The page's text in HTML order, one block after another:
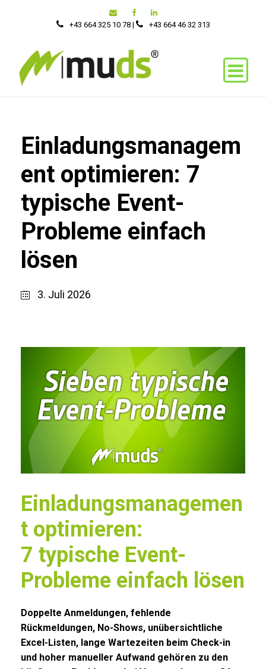
+43 664 325 10 78| ‭+43 664 46 32 313‬
Einladungsmanagem
ent optimieren: 7
typische Event-
Probleme einfach
lösen
3. Juli 2026
Einladungsmanagemen
t optimieren:
7 typische Event-
Probleme einfach lösen
Doppelte Anmeldungen, fehlende
Rückmeldungen, No-Shows, unübersichtliche
Excel-Listen, lange Wartezeiten beim Check-in
und hoher manueller Aufwand gehören zu den